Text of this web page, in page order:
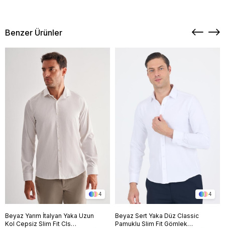
Benzer Ürünler
4
Beyaz Yarım İtalyan Yaka Uzun
Kol Cepsiz Slim Fit Cls
4
Beyaz Sert Yaka Düz Classic
Pamuklu Slim Fit Gömlek